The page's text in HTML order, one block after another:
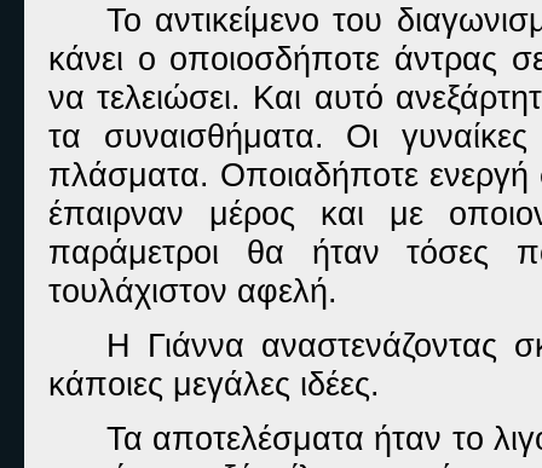
Το αντικείμενο του
κάνει ο οποιοσδήποτε άντρας
να τελειώσει. Και αυτό
τα συναισθήματα. Οι
πλάσματα. Οποιαδήποτε ενεργή
έπαιρναν μέρος και με
παράμετροι θα ήταν τόσες
τουλάχιστον αφελή.
Η Γιάννα αναστενάζοντας
κάποιες μεγάλες ιδέες.
Τα αποτελέσματα ήταν το